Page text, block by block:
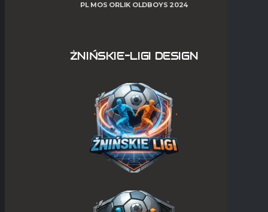
PL MOS ORLIK OLDBOYS 2024
ŻNIŃSKIE-LIGI DESIGN